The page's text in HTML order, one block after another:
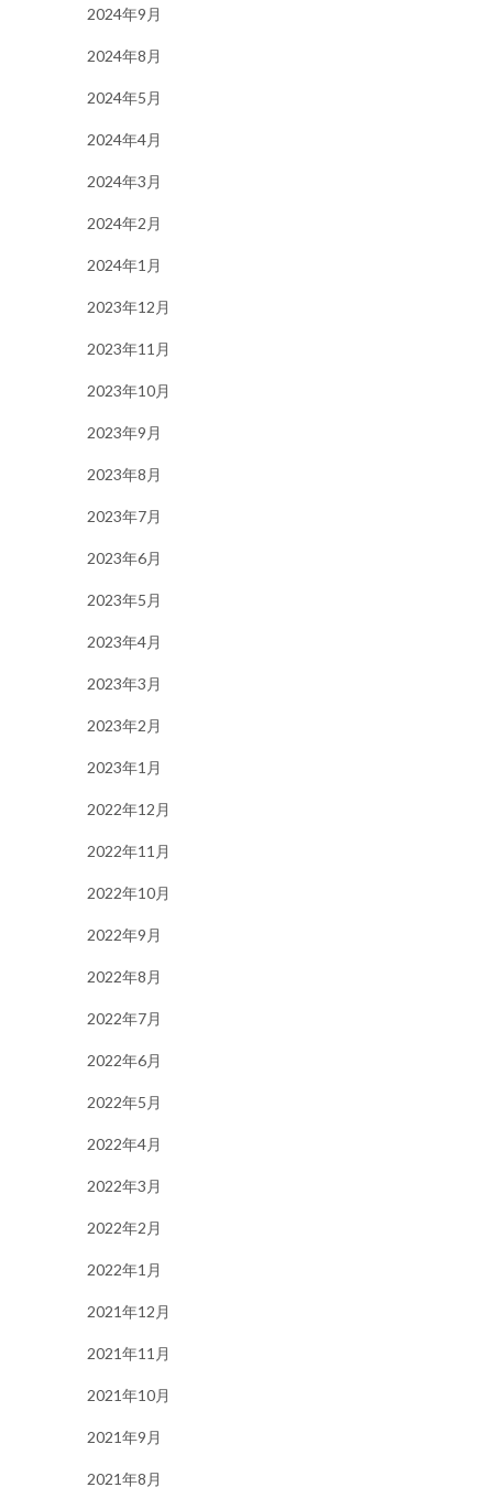
2024年9月
2024年8月
2024年5月
2024年4月
2024年3月
2024年2月
2024年1月
2023年12月
2023年11月
2023年10月
2023年9月
2023年8月
2023年7月
2023年6月
2023年5月
2023年4月
2023年3月
2023年2月
2023年1月
2022年12月
2022年11月
2022年10月
2022年9月
2022年8月
2022年7月
2022年6月
2022年5月
2022年4月
2022年3月
2022年2月
2022年1月
2021年12月
2021年11月
2021年10月
2021年9月
2021年8月